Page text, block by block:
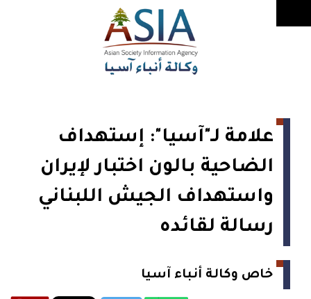
علامة لـ"آسيا": إستهداف
الضاحية بالون اختبار لإيران
واستهداف الجيش اللبناني
رسالة لقائده
خاص وكالة أنباء آسيا